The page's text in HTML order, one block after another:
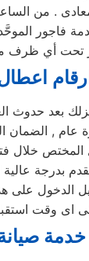
ارقام
بعد
بدرجة
الدخول على
خدمة